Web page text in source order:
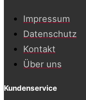
Impressum
Datenschutz
Kontakt
Über uns
Kundenservice